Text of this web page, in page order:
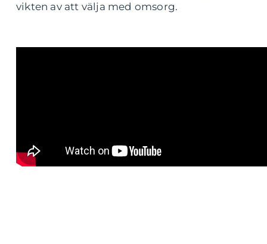
vikten av att välja med omsorg.